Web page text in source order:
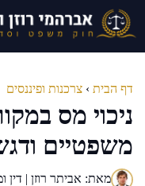
לדלג
לתוכן
דף הבית › צרכנות ופיננסים
ניכוי מס
משפטיים
מאת: אביתר רוזן | דין